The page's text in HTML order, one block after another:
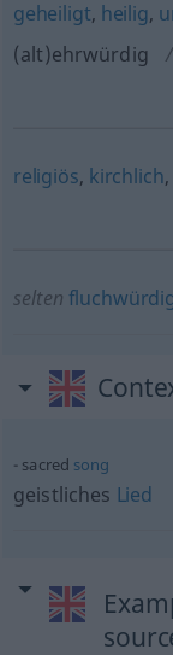
geheiligt, heilig,
(alt)ehrwürdig
religiös, kirchlich,
selten
sacred song
geistliches Lied